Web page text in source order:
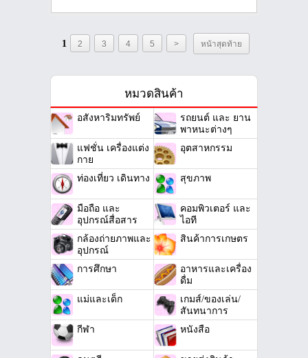
1 2 3 4 5 > หน้าสุดท้าย
หมวดสินค้า
อสังหาริมทรัพย์
รถยนต์ และ ยาน
พาหนะต่างๆ
แฟชั่น เครื่องแต่ง
กาย
อุตสาหกรรม
ท่องเที่ยว เดินทาง สุขภาพ
มือถือ และ
อุปกรณ์สื่อสาร
คอมพิวเตอร์ และ
ไอที
กล้องถ่ายภาพและ
อุปกรณ์
สินค้าการเกษตร
การศึกษา
อาหารและเครื่อง
ดื่ม
แม่และเด็ก
เกมส์/ของเล่น/
สันทนาการ
กีฬา
หนังสือ